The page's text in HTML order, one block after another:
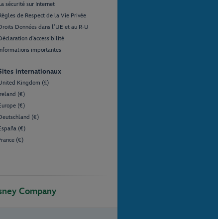
sécurité sur Internet
de Respect de la Vie Privée
Données dans l’UE et au R-U
d’accessibilité
importantes
internationaux
Kingdom (£)
(€)
(€)
(€)
(€)
(€)
Company